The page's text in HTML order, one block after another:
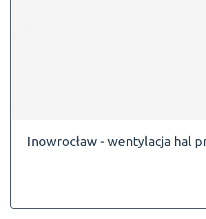
Inowrocław - wentylacja hal